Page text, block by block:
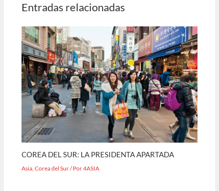
Entradas relacionadas
COREA DEL SUR: LA PRESIDENTA APARTADA
Asia,Corea del Sur/ Por4ASIA